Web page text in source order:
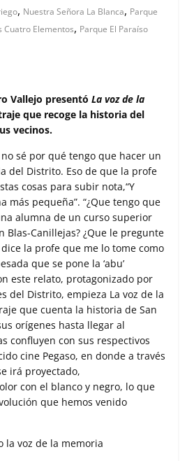
, Nuestra Señora La Blanca, Parque
Cuatro Elementos, Parque El Paraíso
Vallejo presentóLa voz de la
que recoge la historia del
vecinos.
sé por qué tengo que hacer un
del Distrito. Eso de que la profe
cosas para subir nota,“Y
más pequeña”. “¿Que tengo que
alumna de un curso superior
Blas-Canillejas? ¿Que le pregunte
dice la profe que me lo tome como
que se pone la ‘abu’
este relato, protagonizado por
del Distrito, empieza La voz de la
que cuenta la historia de San
orígenes hasta llegar al
confluyen con sus respectivos
cine Pegaso, en donde a través
irá proyectado,
con el blanco y negro, lo que
que hemos venido